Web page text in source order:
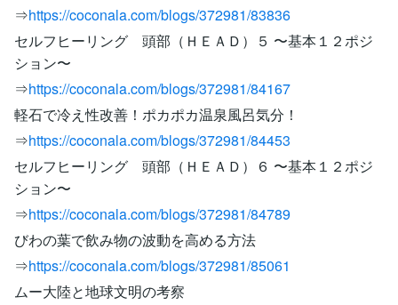
⇒https://coconala.com/blogs/372981/83836
セルフヒーリング 頭部（ＨＥＡＤ）５ 〜基本１２ポジ
ション〜
⇒https://coconala.com/blogs/372981/84167
軽石で冷え性改善！ポカポカ温泉風呂気分！
⇒https://coconala.com/blogs/372981/84453
セルフヒーリング 頭部（ＨＥＡＤ）６ 〜基本１２ポジ
ション〜
⇒https://coconala.com/blogs/372981/84789
びわの葉で飲み物の波動を高める方法
⇒https://coconala.com/blogs/372981/85061
ムー大陸と地球文明の考察